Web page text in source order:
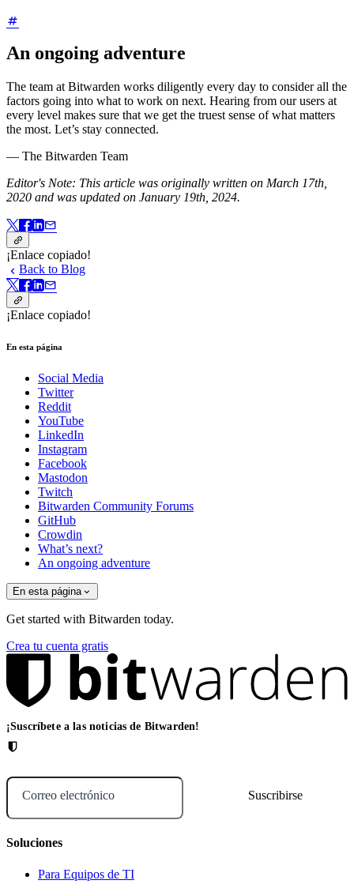
An ongoing adventure
The team at Bitwarden works diligently every day to consider all the
factors going into what to work on next. Hearing from our users at
every level makes sure that we get the truest sense of what matters
the most. Let’s stay connected.
— The Bitwarden Team
Editor's Note: This article was originally written on March 17th,
2020 and was updated on January 19th, 2024.
¡Enlace copiado!
Back to Blog
¡Enlace copiado!
En esta página
Social Media
Twitter
Reddit
YouTube
LinkedIn
Instagram
Facebook
Mastodon
Twitch
Bitwarden Community Forums
GitHub
Crowdin
What’s next?
An ongoing adventure
En esta página
Get started with Bitwarden today.
Crea tu cuenta gratis
¡Suscríbete a las noticias de Bitwarden!
Correo electrónico
Soluciones
Para Equipos de TI